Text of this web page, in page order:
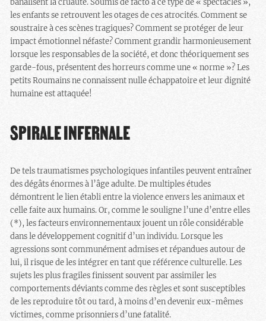
banalisent la cruauté. Soumis de facto à ce type de « spectacles »,
les enfants se retrouvent les otages de ces atrocités. Comment se
soustraire à ces scènes tragiques? Comment se protéger de leur
impact émotionnel néfaste? Comment grandir harmonieusement
lorsque les responsables de la société, et donc théoriquement ses
garde-fous, présentent des horreurs comme une « norme »? Les
petits Roumains ne connaissent nulle échappatoire et leur dignité
humaine est attaquée!
SPIRALE INFERNALE
De tels traumatismes psychologiques infantiles peuvent entraîner
des dégâts énormes à l’âge adulte. De multiples études
démontrent le lien établi entre la violence envers les animaux et
celle faite aux humains. Or, comme le souligne l’une d’entre elles
(*), les facteurs environnementaux jouent un rôle considérable
dans le développement cognitif d’un individu. Lorsque les
agressions sont communément admises et répandues autour de
lui, il risque de les intégrer en tant que référence culturelle. Les
sujets les plus fragiles finissent souvent par assimiler les
comportements déviants comme des règles et sont susceptibles
de les reproduire tôt ou tard, à moins d’en devenir eux-mêmes
victimes, comme prisonniers d’une fatalité.